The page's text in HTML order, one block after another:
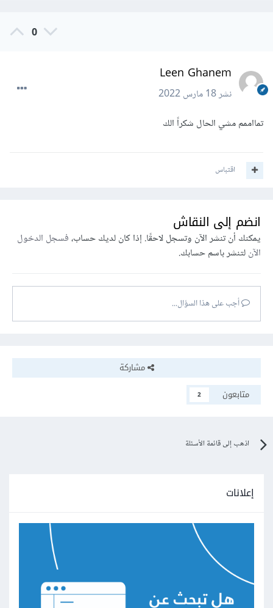
0
Leen Ghanem
نشر18 مارس 2022
تمااممم مشي الحال شكراً الك
اقتباس
انضم إلى النقاش
يمكنك أن تنشر الآن وتسجل لاحقًا. إذا كان لديك حساب،فسجل الدخول
الآنلتنشر باسم حسابك.
أجب على هذا السؤال...
مشاركة
متابعون
2
اذهب إلى قائمة الأسئلة
إعلانات